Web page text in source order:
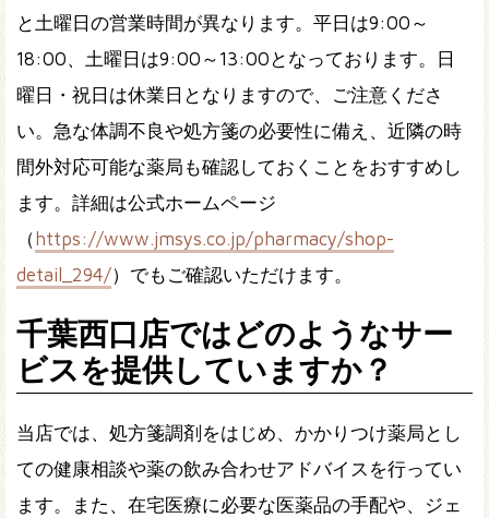
と土曜日の営業時間が異なります。平日は9:00～
18:00、土曜日は9:00～13:00となっております。日
曜日・祝日は休業日となりますので、ご注意くださ
い。急な体調不良や処方箋の必要性に備え、近隣の時
間外対応可能な薬局も確認しておくことをおすすめし
ます。詳細は公式ホームページ
（ https://www.jmsys.co.jp/pharmacy/shop-
detail_294/）でもご確認いただけます。
千葉西口店ではどのようなサー
ビスを提供していますか？
当店では、処方箋調剤をはじめ、かかりつけ薬局とし
ての健康相談や薬の飲み合わせアドバイスを行ってい
ます。また、在宅医療に必要な医薬品の手配や、ジェ